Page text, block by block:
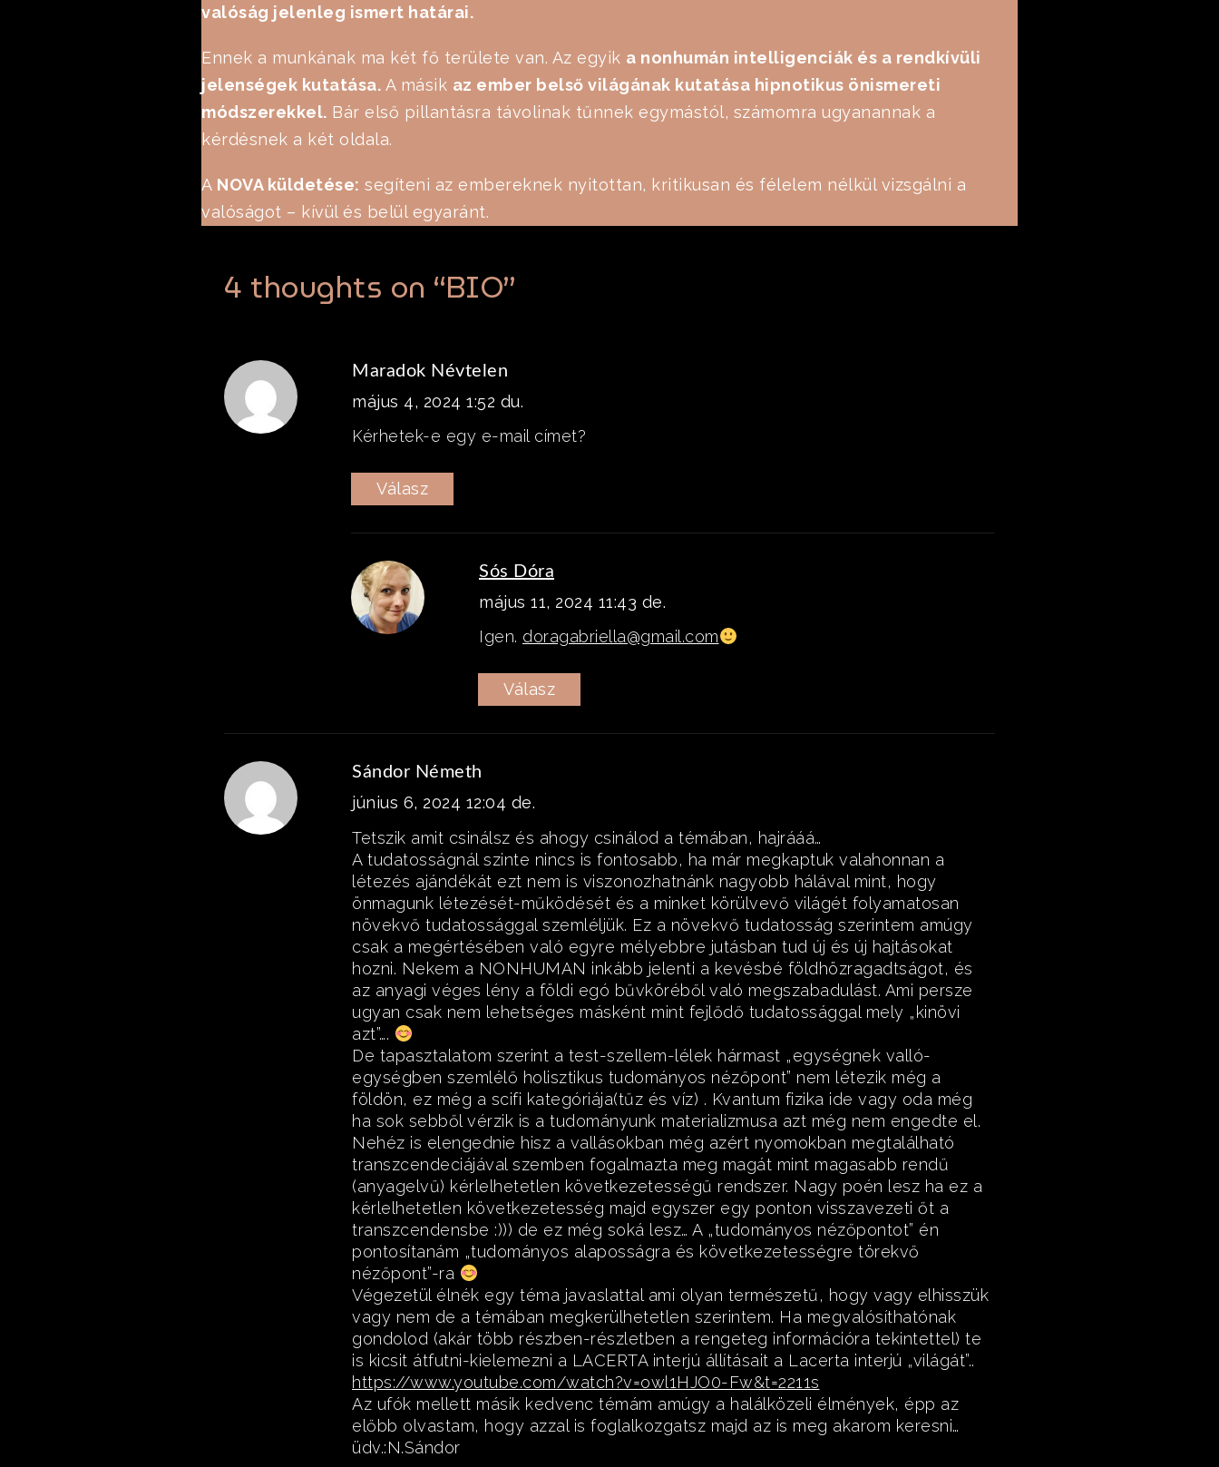
valóság jelenleg ismert határai.
Ennek a munkának ma két fő területe van. Az egyik a nonhumán intelligenciák és a rendkívüli
jelenségek kutatása. A másik az ember belső világának kutatása hipnotikus önismereti
módszerekkel. Bár első pillantásra távolinak tűnnek egymástól, számomra ugyanannak a
kérdésnek a két oldala.
A NOVA küldetése: segíteni az embereknek nyitottan, kritikusan és félelem nélkül vizsgálni a
valóságot – kívül és belül egyaránt.
4 thoughts on “BIO”
Maradok Névtelen
május 4, 2024 1:52 du.
Kérhetek-e egy e-mail címet?
Válasz
Sós Dóra
május 11, 2024 11:43 de.
Igen. doragabriella@gmail.com
Válasz
Sándor Németh
június 6, 2024 12:04 de.
Tetszik amit csinálsz és ahogy csinálod a témában, hajrááá…
A tudatosságnál szinte nincs is fontosabb, ha már megkaptuk valahonnan a
létezés ajándékát ezt nem is viszonozhatnánk nagyobb hálával mint, hogy
önmagunk létezését-működését és a minket körülvevő világét folyamatosan
növekvő tudatossággal szemléljük. Ez a növekvő tudatosság szerintem amúgy
csak a megértésében való egyre mélyebbre jutásban tud új és új hajtásokat
hozni. Nekem a NONHUMAN inkább jelenti a kevésbé földhözragadtságot, és
az anyagi véges lény a földi egó bűvköréből való megszabadulást. Ami persze
ugyan csak nem lehetséges másként mint fejlődő tudatossággal mely „kinövi
azt”….
De tapasztalatom szerint a test-szellem-lélek hármast „egységnek valló-
egységben szemlélő holisztikus tudományos nézőpont” nem létezik még a
földön, ez még a scifi kategóriája(tűz és víz) . Kvantum fizika ide vagy oda még
ha sok sebből vérzik is a tudományunk materializmusa azt még nem engedte el.
Nehéz is elengednie hisz a vallásokban még azért nyomokban megtalálható
transzcendeciájával szemben fogalmazta meg magát mint magasabb rendű
(anyagelvű) kérlelhetetlen következetességű rendszer. Nagy poén lesz ha ez a
kérlelhetetlen következetesség majd egyszer egy ponton visszavezeti őt a
transzcendensbe :))) de ez még soká lesz… A „tudományos nézőpontot” én
pontosítanám „tudományos alaposságra és következetességre törekvő
nézőpont”-ra
Végezetül élnék egy téma javaslattal ami olyan természetű, hogy vagy elhisszük
vagy nem de a témában megkerülhetetlen szerintem. Ha megvalósíthatónak
gondolod (akár több részben-részletben a rengeteg információra tekintettel) te
is kicsit átfutni-kielemezni a LACERTA interjú állításait a Lacerta interjú „világát”..
https://www.youtube.com/watch?v=owl1HJO0-Fw&t=2211s
Az ufók mellett másik kedvenc témám amúgy a halálközeli élmények, épp az
előbb olvastam, hogy azzal is foglalkozgatsz majd az is meg akarom keresni…
üdv.:N.Sándor